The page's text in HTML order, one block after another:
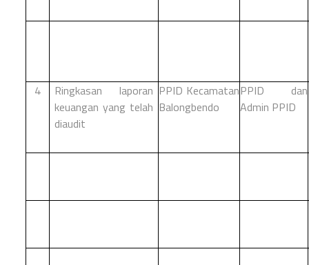
4
Ringkasan laporan
keuangan yang telah
diaudit
PPID Kecamatan
Balongbendo
PPID dan
Admin PPID